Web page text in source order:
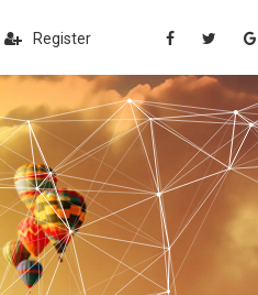
Register